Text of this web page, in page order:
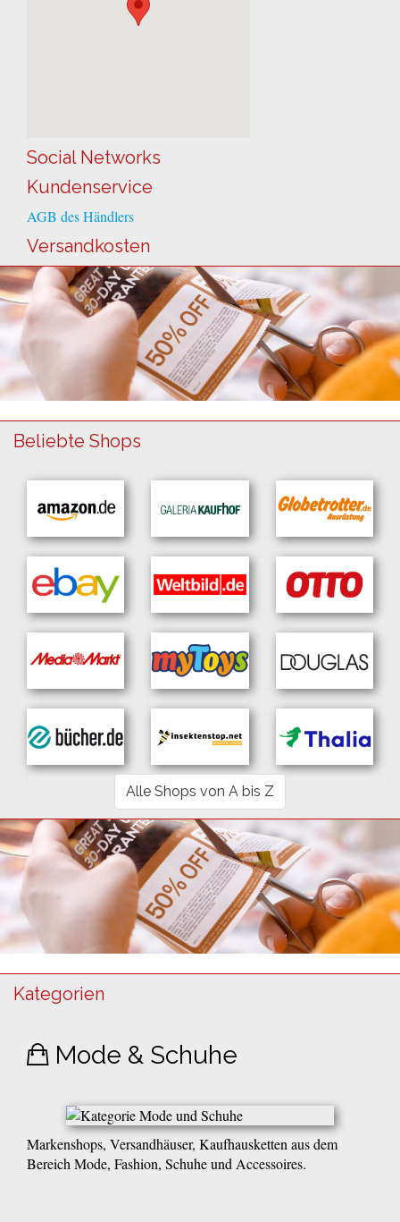
Social Networks
Kundenservice
AGB des Händlers
Versandkosten
Beliebte Shops
Alle Shops von A bis Z
Kategorien
Mode & Schuhe
Markenshops, Versandhäuser, Kaufhausketten aus dem
Bereich Mode, Fashion, Schuhe und Accessoires.